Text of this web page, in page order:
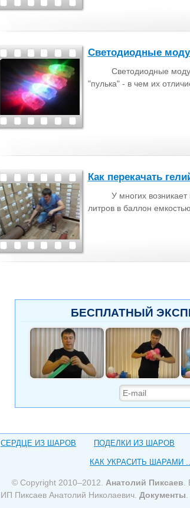
Светодиодные
Светодиодные
"пулька" - в чем их
Как перекачать
У многих
литров в баллон
БЕСПЛАТНЫЙ
СЕРДЦЕ ИЗ ШАРОВ ПОДЕЛКИ ИЗ ШАРОВ
КАК УКРАСИТЬ ШАРАМИ
© Copyright 2010–2012. Анатолий Пиксаев
ИП Пиксаев Анатолий Николаевич.Документы